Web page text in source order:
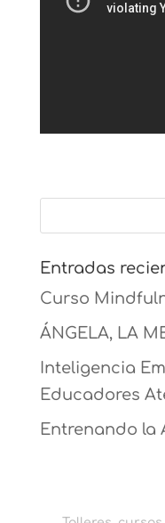
Entradas
Curso
ÁNGELA, LA
Inteligencia
Educadores
Entrenando la